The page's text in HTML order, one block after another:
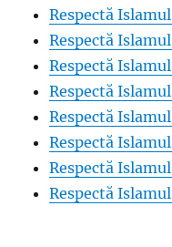
Respectă
Respectă
Respectă
Respectă
Respectă
Respectă
Respectă
Respectă